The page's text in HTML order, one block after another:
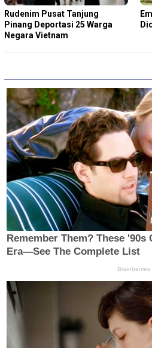
Rudenim Pusat Tanjung
Pinang Deportasi 25 Warga
Negara Vietnam